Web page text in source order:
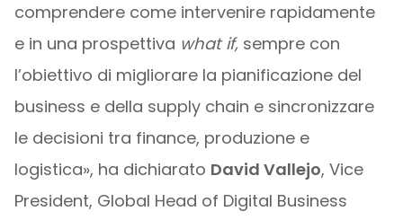
comprendere come intervenire rapidamente
e in una prospettiva what if,sempre con
l’obiettivo di migliorare la pianificazione del
business e della supply chain e sincronizzare
le decisioni tra finance, produzione e
logistica», ha dichiarato David Vallejo, Vice
President, Global Head of Digital Business